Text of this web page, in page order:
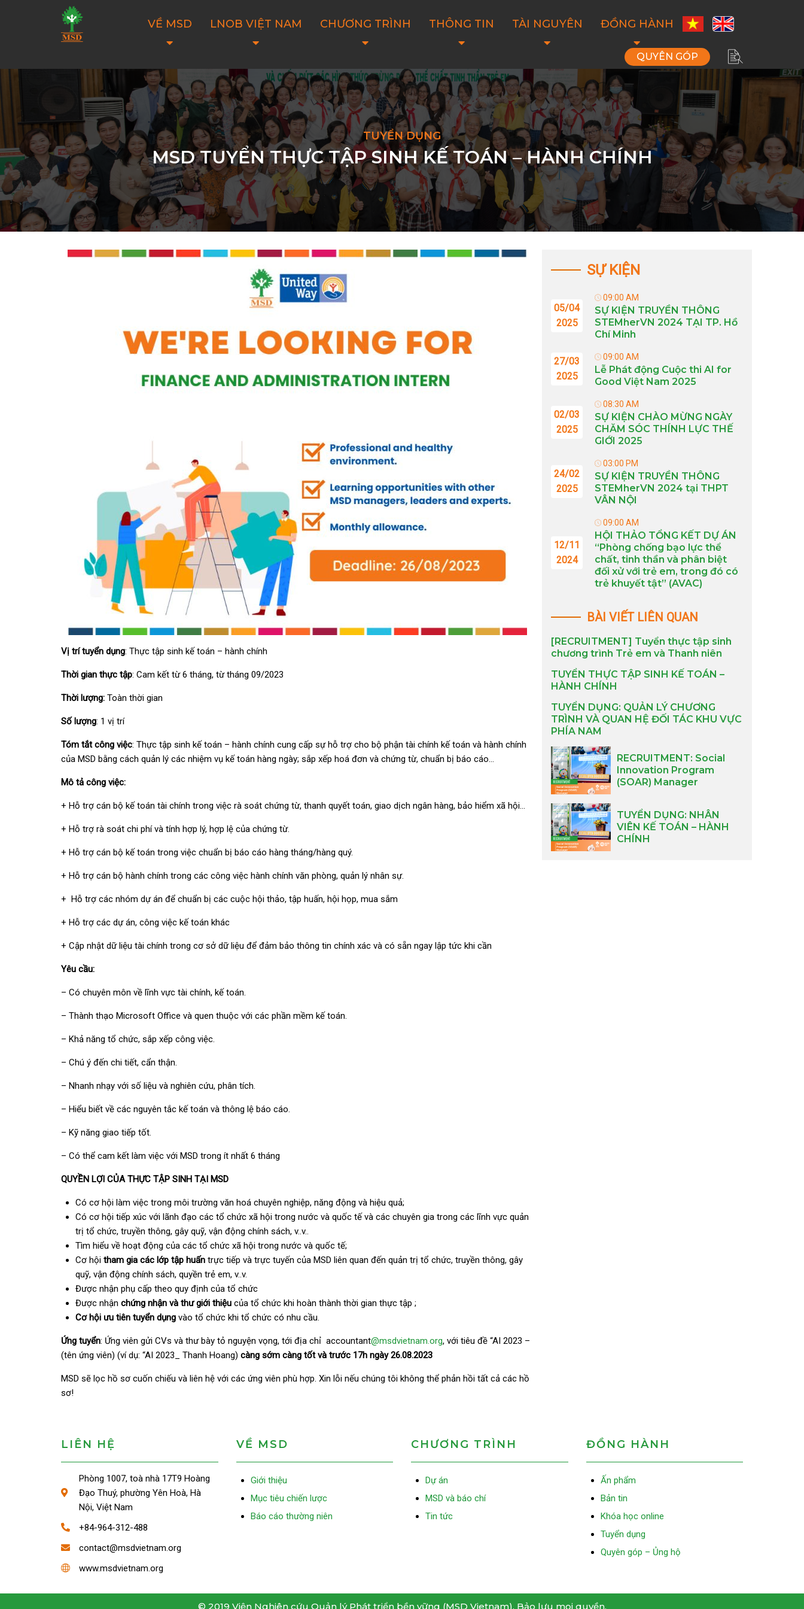
VỀ MSD LNOB VIỆT NAM CHƯƠNG TRÌNH THÔNG TIN TÀI NGUYÊN ĐỒNG HÀNH
QUYÊN GÓP
TUYỂN DỤNG
MSD TUYỂN THỰC TẬP SINH KẾ TOÁN – HÀNH CHÍNH
Vị trí tuyển dụng: Thực tập sinh kế toán – hành chính
Thời gian thực tập: Cam kết từ 6 tháng, từ tháng 09/2023
Thời lượng: Toàn thời gian
Số lượng: 1 vị trí
Tóm tắt công việc: Thực tập sinh kế toán – hành chính cung cấp sự hỗ trợ cho bộ phận tài chính kế toán và hành chính
của MSD bằng cách quản lý các nhiệm vụ kế toán hàng ngày; sắp xếp hoá đơn và chứng từ, chuẩn bị báo cáo…
Mô tả công việc:
+ Hỗ trợ cán bộ kế toán tài chính trong việc rà soát chứng từ, thanh quyết toán, giao dịch ngân hàng, bảo hiểm xã hội…
+ Hỗ trợ rà soát chi phí và tính hợp lý, hợp lệ của chứng từ.
+ Hỗ trợ cán bộ kế toán trong việc chuẩn bị báo cáo hàng tháng/hàng quý.
+ Hỗ trợ cán bộ hành chính trong các công việc hành chính văn phòng, quản lý nhân sự.
+ Hỗ trợ các nhóm dự án để chuẩn bị các cuộc hội thảo, tập huấn, hội họp, mua sắm
+ Hỗ trợ các dự án, công việc kế toán khác
+ Cập nhật dữ liệu tài chính trong cơ sở dữ liệu để đảm bảo thông tin chính xác và có sẵn ngay lập tức khi cần
Yêu cầu:
– Có chuyên môn về lĩnh vực tài chính, kế toán.
– Thành thạo Microsoft Office và quen thuộc với các phần mềm kế toán.
– Khả năng tổ chức, sắp xếp công việc.
– Chú ý đến chi tiết, cẩn thận.
– Nhanh nhạy với số liệu và nghiên cứu, phân tích.
– Hiểu biết về các nguyên tắc kế toán và thông lệ báo cáo.
– Kỹ năng giao tiếp tốt.
– Có thể cam kết làm việc với MSD trong ít nhất 6 tháng
QUYỀN LỢI CỦA THỰC TẬP SINH TẠI MSD
Có cơ hội làm việc trong môi trường văn hoá chuyên nghiệp, năng động và hiệu quả;
Có cơ hội tiếp xúc với lãnh đạo các tổ chức xã hội trong nước và quốc tế và các chuyên gia trong các lĩnh vực quản
trị tổ chức, truyền thông, gây quỹ, vận động chính sách, v..v..
Tìm hiểu về hoạt động của các tổ chức xã hội trong nước và quốc tế;
Cơ hội tham gia các lớp tập huấn trực tiếp và trực tuyến của MSD liên quan đến quản trị tổ chức, truyền thông, gây
quỹ, vận động chính sách, quyền trẻ em, v..v.
Được nhận phụ cấp theo quy định của tổ chức
Được nhận chứng nhận và thư giới thiệu của tổ chức khi hoàn thành thời gian thực tập ;
Cơ hội ưu tiên tuyển dụng vào tổ chức khi tổ chức có nhu cầu.
Ứng tuyển: Ứng viên gửi CVs và thư bày tỏ nguyện vọng, tới địa chỉ accountant@msdvietnam.org, với tiêu đề “AI 2023 –
(tên ứng viên) (ví dụ: “AI 2023_ Thanh Hoang) càng sớm càng tốt và trước 17h ngày 26.08.2023
MSD sẽ lọc hồ sơ cuốn chiếu và liên hệ với các ứng viên phù hợp. Xin lỗi nếu chúng tôi không thể phản hồi tất cả các hồ
sơ!
SỰ KIỆN
05/04
2025
09:00 AM
SỰ KIỆN TRUYỀN THÔNG
STEMherVN 2024 TẠI TP. Hồ
Chí Minh
27/03
2025
09:00 AM
Lễ Phát động Cuộc thi AI for
Good Việt Nam 2025
02/03
2025
08:30 AM
SỰ KIỆN CHÀO MỪNG NGÀY
CHĂM SÓC THÍNH LỰC THẾ
GIỚI 2025
24/02
2025
03:00 PM
SỰ KIỆN TRUYỀN THÔNG
STEMherVN 2024 tại THPT
VÂN NỘI
12/11
2024
09:00 AM
HỘI THẢO TỔNG KẾT DỰ ÁN
“Phòng chống bạo lực thể
chất, tinh thần và phân biệt
đối xử với trẻ em, trong đó có
trẻ khuyết tật” (AVAC)
BÀI VIẾT LIÊN QUAN
[RECRUITMENT] Tuyển thực tập sinh
chương trình Trẻ em và Thanh niên
TUYỂN THỰC TẬP SINH KẾ TOÁN –
HÀNH CHÍNH
TUYỂN DỤNG: QUẢN LÝ CHƯƠNG
TRÌNH VÀ QUAN HỆ ĐỐI TÁC KHU VỰC
PHÍA NAM
RECRUITMENT: Social
Innovation Program
(SOAR) Manager
TUYỂN DỤNG: NHÂN
VIÊN KẾ TOÁN – HÀNH
CHÍNH
LIÊN HỆ
Phòng 1007, toà nhà 17T9 Hoàng
Đạo Thuý, phường Yên Hoà, Hà
Nội, Việt Nam
+84-964-312-488
contact@msdvietnam.org
www.msdvietnam.org
VỀ MSD
Giới thiệu
Mục tiêu chiến lược
Báo cáo thường niên
CHƯƠNG TRÌNH
Dự án
MSD và báo chí
Tin tức
ĐỒNG HÀNH
Ấn phẩm
Bản tin
Khóa học online
Tuyển dụng
Quyên góp – Ủng hộ
© 2019 Viện Nghiên cứu Quản lý Phát triển bền vững (MSD Vietnam). Bảo lưu mọi quyền.